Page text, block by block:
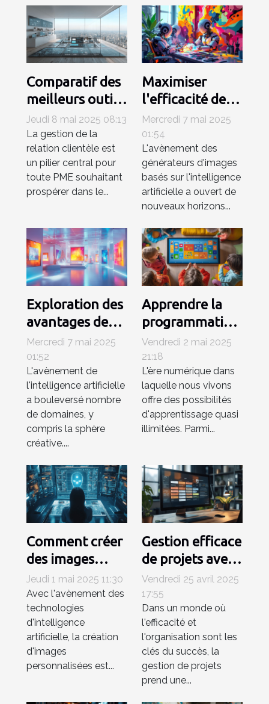
Comparatif des
meilleurs outils
CRM pour PME
en 2023
efficacité et
coût
Jeudi 8 mai 2025 08:13
La gestion de la
relation clientèle est
un pilier central pour
toute PME souhaitant
prospérer dans le...
Maximiser
l'efficacité des
générateurs
d'images IA
pour les projets
artistiques
Mercredi 7 mai 2025
01:54
L'avènement des
générateurs d'images
basés sur l'intelligence
artificielle a ouvert de
nouveaux horizons...
Exploration des
avantages des
générateurs
d'images IA
pour les
professionnels
créatifs
Mercredi 7 mai 2025
01:52
L'avènement de
l'intelligence artificielle
a bouleversé nombre
de domaines, y
compris la sphère
créative....
Apprendre la
programmation
avec des
logiciels
interactifs pour
enfants
Vendredi 2 mai 2025
21:18
L'ère numérique dans
laquelle nous vivons
offre des possibilités
d'apprentissage quasi
illimitées. Parmi...
Comment créer
des images
personnalisées
rapidement
grâce à l'IA
Jeudi 1 mai 2025 11:30
Avec l'avènement des
technologies
d'intelligence
artificielle, la création
d'images
personnalisées est...
Gestion efficace
de projets avec
Trello
intégrations et
extensions pour
un workflow
optimisé
Vendredi 25 avril 2025
17:55
Dans un monde où
l'efficacité et
l'organisation sont les
clés du succès, la
gestion de projets
prend une...